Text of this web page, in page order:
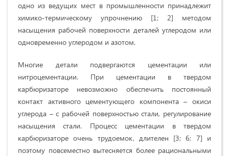
одно из ведущих мест в промышленности принадлежит
химико-термическому упрочнению [1; 2] методом
насыщения рабочей поверхности деталей углеродом или
одновременно углеродом и азотом.
Многие детали подвергаются цементации или
нитроцементации. При цементации в твердом
карбюризаторе невозможно обеспечить постоянный
контакт активного цементующего компонента – окиси
углерода – с рабочей поверхностью стали, регулирование
насыщения стали. Процесс цементации в твердом
карбюризаторе очень трудоемок, длителен [3; 6; 7] и
поэтому повсеместно вытесняется более рациональными